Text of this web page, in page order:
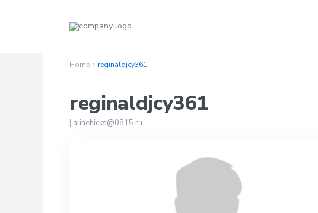
Home reginaldjcy361
reginaldjcy361
| alinehicks@0815.ru